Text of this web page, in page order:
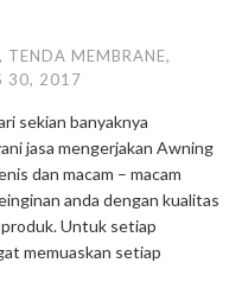
, TENDA MEMBRANE,
30, 2017
sekian banyaknya
jasa mengerjakan Awning
dan macam – macam
anda dengan kualitas
Untuk setiap
memuaskan setiap